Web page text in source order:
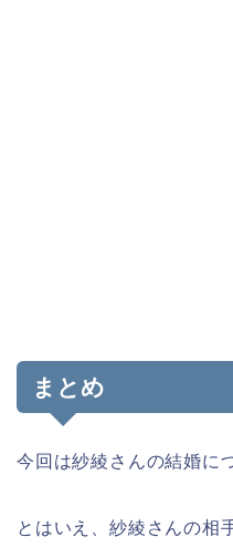
まとめ
今回は紗綾さんの結婚に
とはいえ、紗綾さんの相